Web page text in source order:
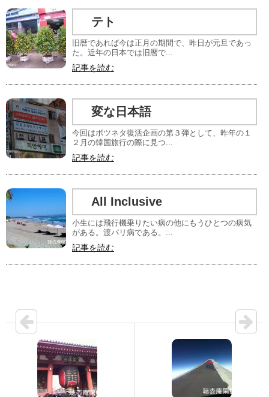
テト
旧暦であれば今は正月の期間で、昨日が元旦であっ
た。近年の日本では旧暦で...
記事を読む
変な日本語
今回はボツネタ復活企画の第３弾として、昨年の１
２月の韓国旅行の際に見つ...
記事を読む
All Inclusive
小生には飛行機乗りたい病の他にもうひとつの病気
がある。渡バリ病である。...
記事を読む